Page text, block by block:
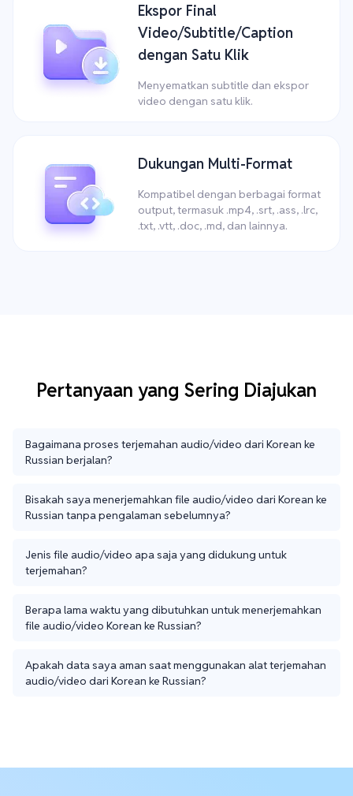
Ekspor Final
Video/Subtitle/Caption
dengan Satu Klik
Menyematkan subtitle dan ekspor
video dengan satu klik.
Dukungan Multi-Format
Kompatibel dengan berbagai format
output, termasuk .mp4, .srt, .ass, .lrc,
.txt, .vtt, .doc, .md, dan lainnya.
Pertanyaan yang Sering Diajukan
Bagaimana proses terjemahan audio/video dari Korean ke
Russian berjalan?
Bisakah saya menerjemahkan file audio/video dari Korean ke
Russian tanpa pengalaman sebelumnya?
Jenis file audio/video apa saja yang didukung untuk
terjemahan?
Berapa lama waktu yang dibutuhkan untuk menerjemahkan
file audio/video Korean ke Russian?
Apakah data saya aman saat menggunakan alat terjemahan
audio/video dari Korean ke Russian?